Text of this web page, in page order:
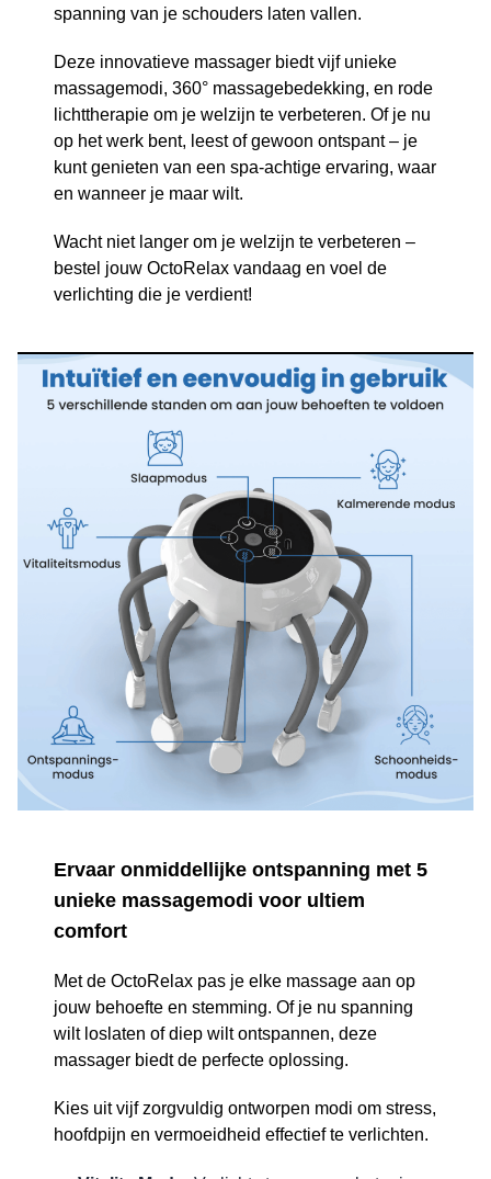
spanning van je schouders laten vallen.
Deze innovatieve massager biedt vijf unieke
massagemodi, 360° massagebedekking, en rode
lichttherapie om je welzijn te verbeteren. Of je nu
op het werk bent, leest of gewoon ontspant – je
kunt genieten van een spa-achtige ervaring, waar
en wanneer je maar wilt.
Wacht niet langer om je welzijn te verbeteren –
bestel jouw OctoRelax vandaag en voel de
verlichting die je verdient!
Ervaar onmiddellijke ontspanning met 5
unieke massagemodi voor ultiem
comfort
Met de OctoRelax pas je elke massage aan op
jouw behoefte en stemming. Of je nu spanning
wilt loslaten of diep wilt ontspannen, deze
massager biedt de perfecte oplossing.
Kies uit vijf zorgvuldig ontworpen modi om stress,
hoofdpijn en vermoeidheid effectief te verlichten.